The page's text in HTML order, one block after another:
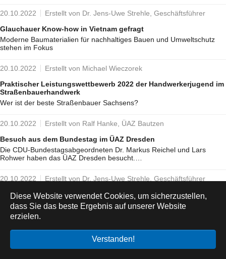
Diese Website verwendet Cookies, um sicherzustellen,
dass Sie das beste Ergebnis auf unserer Website
erzielen.
Verstanden!
20.10.2022
Erstellt von Dr. Jens-Uwe Strehle, Geschäftsführer
Glauchauer Know-how in Vietnam gefragt
Moderne Baumaterialien für nachhaltiges Bauen und Umweltschutz
stehen im Fokus
20.10.2022
Erstellt von Michael Wieczorek
Praktischer Leistungswettbewerb 2022 der Handwerkerjugend im
Straßenbauerhandwerk
Wer ist der beste Straßenbauer Sachsens?
20.10.2022
Erstellt von Ralf Hanke, ÜAZ Bautzen
Besuch aus dem Bundestag im ÜAZ Dresden
Die CDU-Bundestagsabgeordneten Dr. Markus Reichel und Lars
Rohwer haben das ÜAZ Dresden besucht.…
20.10.2022
Erstellt von Dr. Jens-Uwe Strehle, Geschäftsführer
Unternehmen stehen hinter der Ausbildung
Mehr als 500 neue Azubis zur Lehrjahreseröffnung in den ÜAZ des
Bau Bildung Sachsen e. V.
19.10.2022
Sonderpreis beim 21. Innovationspreis Weiterbildung des